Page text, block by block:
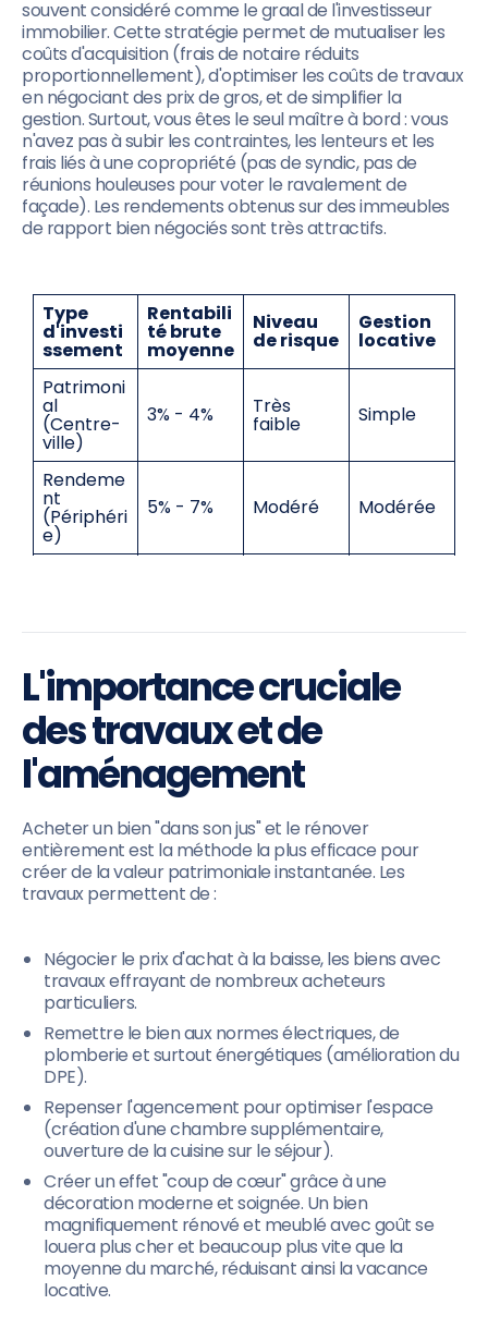
souvent considéré comme le graal de l'investisseur
immobilier. Cette stratégie permet de mutualiser les
coûts d'acquisition (frais de notaire réduits
proportionnellement), d'optimiser les coûts de travaux
en négociant des prix de gros, et de simplifier la
gestion. Surtout, vous êtes le seul maître à bord : vous
n'avez pas à subir les contraintes, les lenteurs et les
frais liés à une copropriété (pas de syndic, pas de
réunions houleuses pour voter le ravalement de
façade). Les rendements obtenus sur des immeubles
de rapport bien négociés sont très attractifs.
Type
d'investi
ssement
Rentabili
té brute
moyenne
Niveau
de risque
Gestion
locative
Patrimoni
al
(Centre-
ville)
3% - 4% Très
faible Simple
Rendeme
nt
(Périphéri
e)
5% - 7% Modéré Modérée
Immeubl
rapport
Élevé Mutualisé
L'importance cruciale
des travaux et de
l'aménagement
Acheter un bien "dans son jus" et le rénover
entièrement est la méthode la plus efficace pour
créer de la valeur patrimoniale instantanée. Les
travaux permettent de :
Négocier le prix d'achat à la baisse, les biens avec
travaux effrayant de nombreux acheteurs
particuliers.
Remettre le bien aux normes électriques, de
plomberie et surtout énergétiques (amélioration du
DPE).
Repenser l'agencement pour optimiser l'espace
(création d'une chambre supplémentaire,
ouverture de la cuisine sur le séjour).
Créer un effet "coup de cœur" grâce à une
décoration moderne et soignée. Un bien
magnifiquement rénové et meublé avec goût se
louera plus cher et beaucoup plus vite que la
moyenne du marché, réduisant ainsi la vacance
locative.